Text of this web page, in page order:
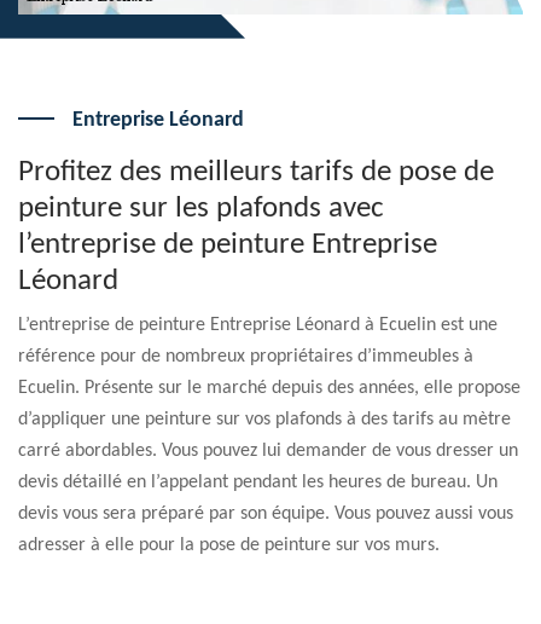
Entreprise Léonard
Profitez des meilleurs tarifs de pose de
peinture sur les plafonds avec
l’entreprise de peinture Entreprise
Léonard
L’entreprise de peinture Entreprise Léonard à Ecuelin est une
référence pour de nombreux propriétaires d’immeubles à
Ecuelin. Présente sur le marché depuis des années, elle propose
d’appliquer une peinture sur vos plafonds à des tarifs au mètre
carré abordables. Vous pouvez lui demander de vous dresser un
devis détaillé en l’appelant pendant les heures de bureau. Un
devis vous sera préparé par son équipe. Vous pouvez aussi vous
adresser à elle pour la pose de peinture sur vos murs.